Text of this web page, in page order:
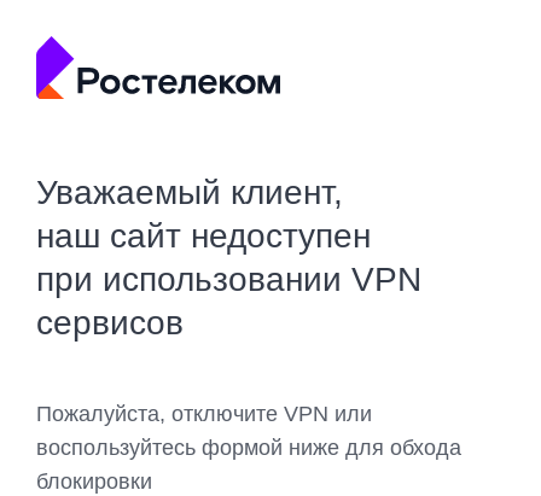
Уважаемый клиент,
наш сайт недоступен
при использовании VPN
сервисов
Пожалуйста, отключите VPN или
воспользуйтесь формой ниже для обхода
блокировки